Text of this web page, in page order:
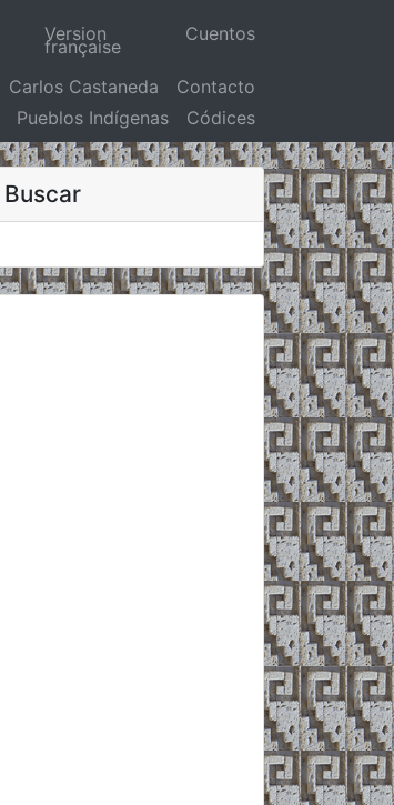
Version
française
Cuentos
Carlos Castaneda
Contacto
Pueblos Indígenas Códices
Buscar